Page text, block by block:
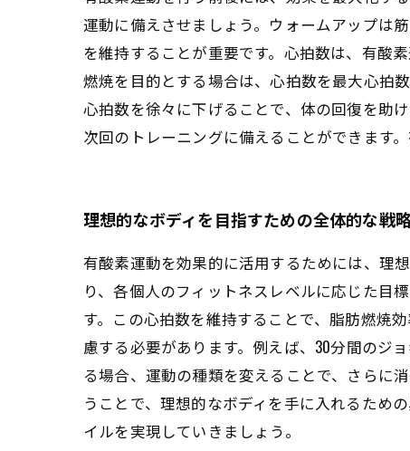
運動に備えさせましょう。ウォームアップは
を維持することが重要です。心拍数は、有酸
燃焼を目的とする場合は、心拍数を最大心拍
心拍数を徐々に下げることで、体の回復を助
次回のトレーニングに備えることができます
理想的なボディを目指すための全体的な戦
有酸素運動を効果的に活用するためには、理
り、各個人のフィットネスレベルに応じた目
す。この心拍数を維持することで、脂肪燃焼
慮する必要があります。例えば、30分間のジ
る場合、運動の種類を変えることで、さらに
うことで、理想的なボディを手に入れるため
イルを実現していきましょう。